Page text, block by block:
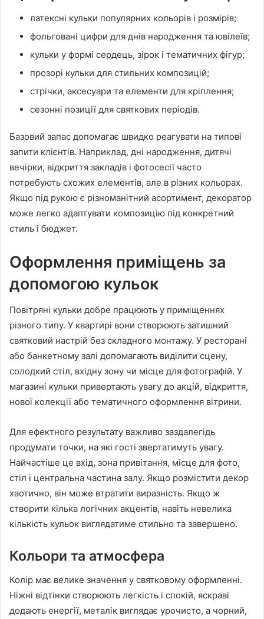
латексні кульки популярних кольорів і розмірів;
фольговані цифри для днів народження та ювілеїв;
кульки у формі сердець, зірок і тематичних фігур;
прозорі кульки для стильних композицій;
стрічки, аксесуари та елементи для кріплення;
сезонні позиції для святкових періодів.
Базовий запас допомагає швидко реагувати на типові
запити клієнтів. Наприклад, дні народження, дитячі
вечірки, відкриття закладів і фотосесії часто
потребують схожих елементів, але в різних кольорах.
Якщо під рукою є різноманітний асортимент, декоратор
може легко адаптувати композицію під конкретний
стиль і бюджет.
Оформлення приміщень за
допомогою кульок
Повітряні кульки добре працюють у приміщеннях
різного типу. У квартирі вони створюють затишний
святковий настрій без складного монтажу. У ресторані
або банкетному залі допомагають виділити сцену,
солодкий стіл, вхідну зону чи місце для фотографій. У
магазині кульки привертають увагу до акцій, відкриття,
нової колекції або тематичного оформлення вітрини.
Для ефектного результату важливо заздалегідь
продумати точки, на які гості звертатимуть увагу.
Найчастіше це вхід, зона привітання, місце для фото,
стіл і центральна частина залу. Якщо розмістити декор
хаотично, він може втратити виразність. Якщо ж
створити кілька логічних акцентів, навіть невелика
кількість кульок виглядатиме стильно та завершено.
Кольори та атмосфера
Колір має велике значення у святковому оформленні.
Ніжні відтінки створюють легкість і спокій, яскраві
додають енергії, металік виглядає урочисто, а чорний,